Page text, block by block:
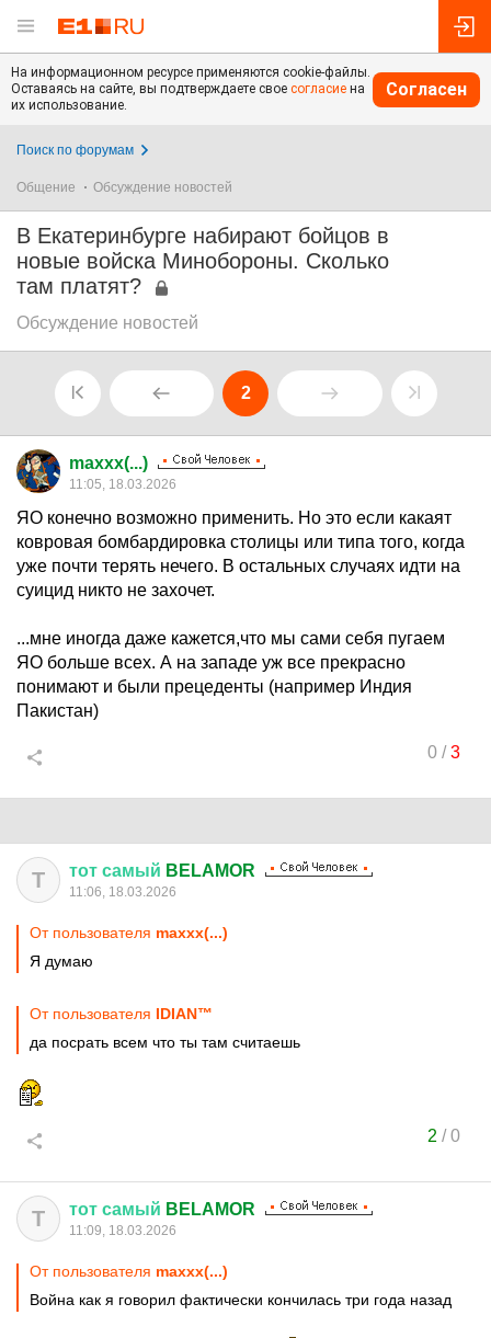
На информационном ресурсе применяются cookie-файлы.
Оставаясь на сайте, вы подтверждаете свое согласие на
их использование.
Согласен
Поиск по форумам
Общение Обсуждение новостей
В Екатеринбурге набирают бойцов в
новые войска Минобороны. Сколько
там платят?
Обсуждение новостей
2
maxxx(...)
11:05, 18.03.2026
ЯО конечно возможно применить. Но это если какаят
ковровая бомбардировка столицы или типа того, когда
уже почти терять нечего. В остальных случаях идти на
суицид никто не захочет.
...мне иногда даже кажется,что мы сами себя пугаем
ЯО больше всех. А на западе уж все прекрасно
понимают и были прецеденты (например Индия
Пакистан)
0/3
Т тот самый BELAMOR
11:06, 18.03.2026
От пользователя maxxx(...)
Я думаю
От пользователя IDIАN™
да посрать всем что ты там считаешь
2 /0
Т тот самый BELAMOR
11:09, 18.03.2026
От пользователя maxxx(...)
Война как я говорил фактически кончилась три года назад